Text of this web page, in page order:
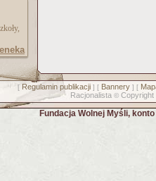
[ Regulamin publikacji] [ Bannery] [
Racjonalista © Copyright
Fundacja Wolnej Myśli,